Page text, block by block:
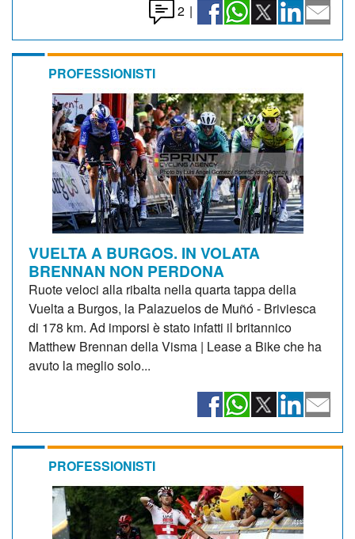
2 |
PROFESSIONISTI
VUELTA A BURGOS. IN VOLATA
BRENNAN NON PERDONA
Ruote veloci alla ribalta nella quarta tappa della
Vuelta a Burgos, la Palazuelos de Muñó - Briviesca
di 178 km. Ad imporsi è stato infatti il britannico
Matthew Brennan della Visma | Lease a Bike che ha
avuto la meglio solo...
PROFESSIONISTI